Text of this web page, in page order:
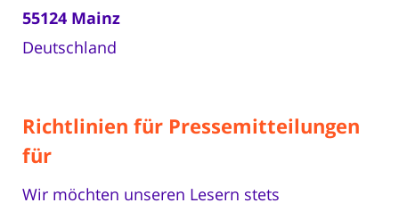
55124 Mainz
Deutschland
Richtlinien für Pressemitteilungen
für
Wir möchten unseren Lesern stets